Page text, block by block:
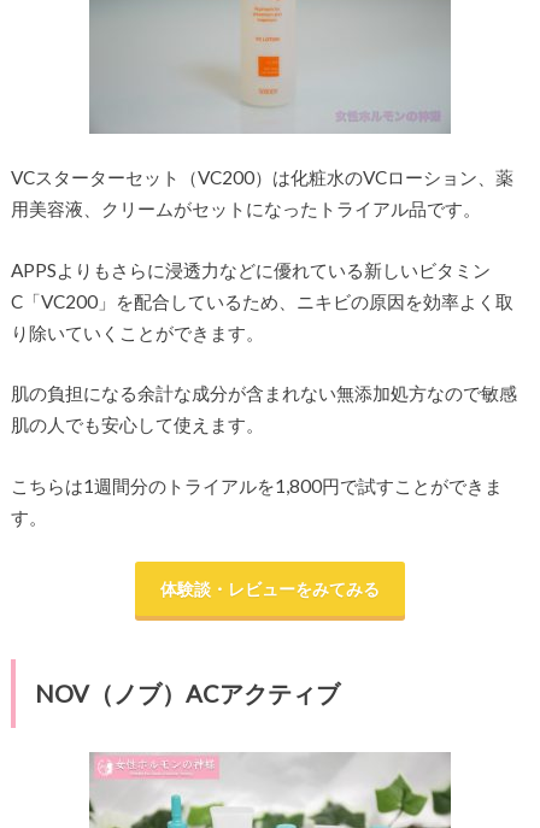
VCスターターセット（VC200）は化粧水のVCローション、薬
用美容液、クリームがセットになったトライアル品です。
APPSよりもさらに浸透力などに優れている新しいビタミン
C「VC200」を配合しているため、ニキビの原因を効率よく取
り除いていくことができます。
肌の負担になる余計な成分が含まれない無添加処方なので敏感
肌の人でも安心して使えます。
こちらは1週間分のトライアルを1,800円で試すことができま
す。
体験談・レビューをみてみる
NOV（ノブ）ACアクティブ